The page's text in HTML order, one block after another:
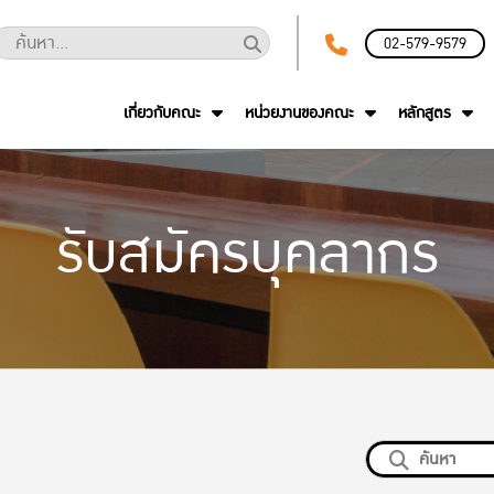
02-579-9579
เกี่ยวกับคณะ หน่วยงานของคณะ หลักสูตร
รับสมัครบุคลากร